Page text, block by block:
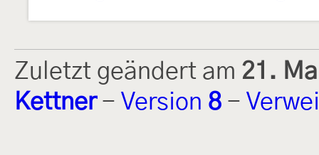
Zuletzt geändert am 21.
Kettner- Version 8 -